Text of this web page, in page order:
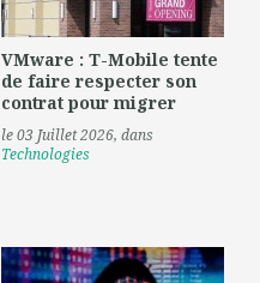
VMware : T-Mobile tente
de faire respecter son
contrat pour migrer
le 03 Juillet 2026, dans
Technologies